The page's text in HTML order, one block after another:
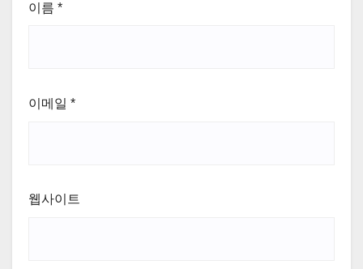
이름 *
이메일 *
웹사이트